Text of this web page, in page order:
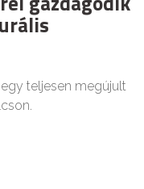
teljesen megújult